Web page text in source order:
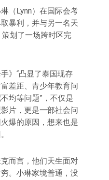
（Lynn）在国际会考
暴利，并与另一名天
划了一场跨时区完
》“凸显了泰国现存
差距、青少年教育问
均等问题”，不仅是
片，更是一部社会问
爆的原因，想来也是
而言，他们天生面对
。小琳家境普通，没